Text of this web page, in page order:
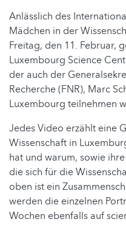
Anlässlich des
Mädchen in der
Freitag, den 11. Februar,
Luxembourg Science
der auch der
Recherche (FNR), Marc
Luxembourg teilnehmen
Jedes Video erzählt eine
Wissenschaft in
hat und warum, sowie
die sich für die
oben ist ein
werden die einzelnen
Wochen ebenfalls auf